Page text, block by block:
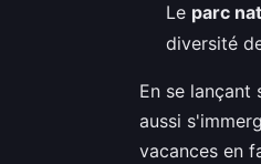
Le parc
diversité
En se lançant
aussi
vacances en